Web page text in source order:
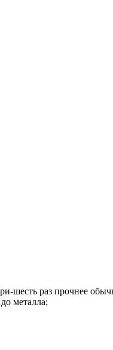
шесть раз прочнее
металла;